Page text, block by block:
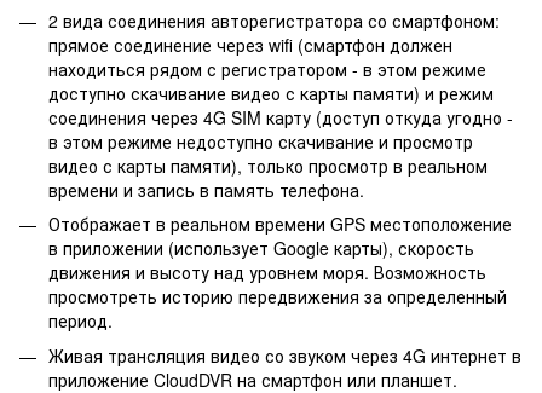
2 вида соединения авторегистратора со смартфоном:
прямое соединение через wifi (смартфон должен
находиться рядом с регистратором - в этом режиме
доступно скачивание видео с карты памяти) и режим
соединения через 4G SIM карту (доступ откуда угодно -
в этом режиме недоступно скачивание и просмотр
видео с карты памяти), только просмотр в реальном
времени и запись в память телефона.
Отображает в реальном времени GPS местоположение
в приложении (использует Google карты), скорость
движения и высоту над уровнем моря. Возможность
просмотреть историю передвижения за определенный
период.
Живая трансляция видео со звуком через 4G интернет в
приложение CloudDVR на смартфон или планшет.